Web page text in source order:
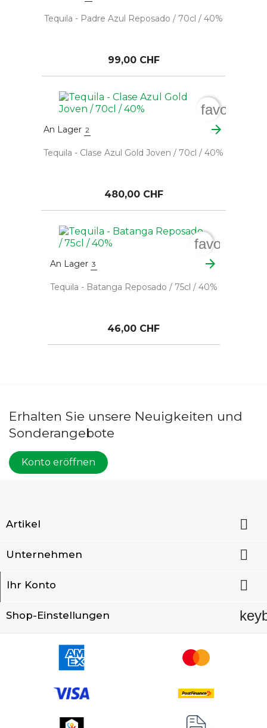
Tequila - Padre Azul Reposado / 70cl / 40%
99,00 CHF
An Lager 2 arrow_forward
Tequila - Clase Azul Gold Joven / 70cl / 40%
480,00 CHF
An Lager 3 arrow_forward
Tequila - Batanga Reposado / 75cl / 40%
46,00 CHF
Erhalten Sie unsere Neuigkeiten und
Sonderangebote
Konto eröffnen
Artikel 
Unternehmen 
Ihr Konto 
Shop-Einstellungen